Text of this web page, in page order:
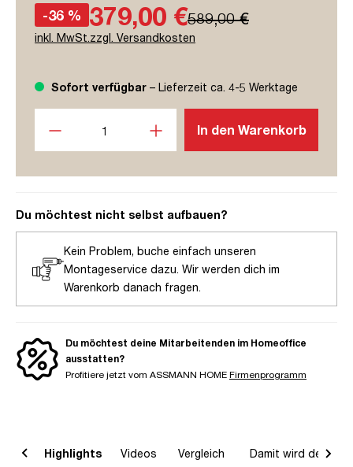
-36 % 379,00 €589,00 €
inkl. MwSt.zzgl. Versandkosten
Sofort verfügbar – Lieferzeit ca. 4-5 Werktage
In den Warenkorb
Du möchtest nicht selbst aufbauen?
Kein Problem, buche einfach unseren
Montageservice dazu. Wir werden dich im
Warenkorb danach fragen.
Du möchtest deine Mitarbeitenden im Homeoffice
ausstatten?
Profitiere jetzt vom ASSMANN HOME Firmenprogramm
Highlights Videos Vergleich Damit wird dein